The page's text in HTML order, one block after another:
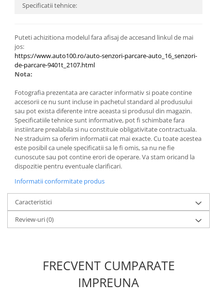
Specificatii tehnice:
Puteti achizitiona modelul fara afisaj de accesand linkul de mai
jos:
https://www.auto100.ro/auto-senzori-parcare-auto_16_senzori-
de-parcare-9401t_2107.html
Nota:
Fotografia prezentata are caracter informativ si poate contine
accesorii ce nu sunt incluse in pachetul standard al produsului
sau pot exista diferente intre aceasta si produsul din magazin.
Specificatiile tehnice sunt informative, pot fi schimbate fara
instiintare prealabila si nu constituie obligativitate contractuala.
Ne straduim sa oferim informatii cat mai exacte. Cu toate acestea
este posibil ca unele specificatii sa le fi omis, sa nu ne fie
cunoscute sau pot contine erori de operare. Va stam oricand la
dispozitie pentru eventuale clarificari.
Informatii conformitate produs
Caracteristici
Review-uri(0)
FRECVENT CUMPARATE
IMPREUNA